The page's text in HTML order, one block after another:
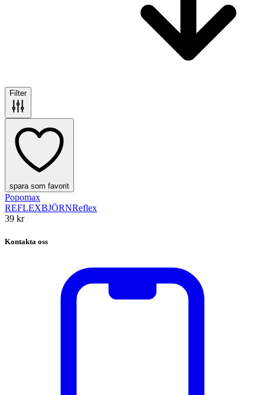
Filter
spara som favorit
Popomax
REFLEXBJÖRNReflex
39 kr
Kontakta oss